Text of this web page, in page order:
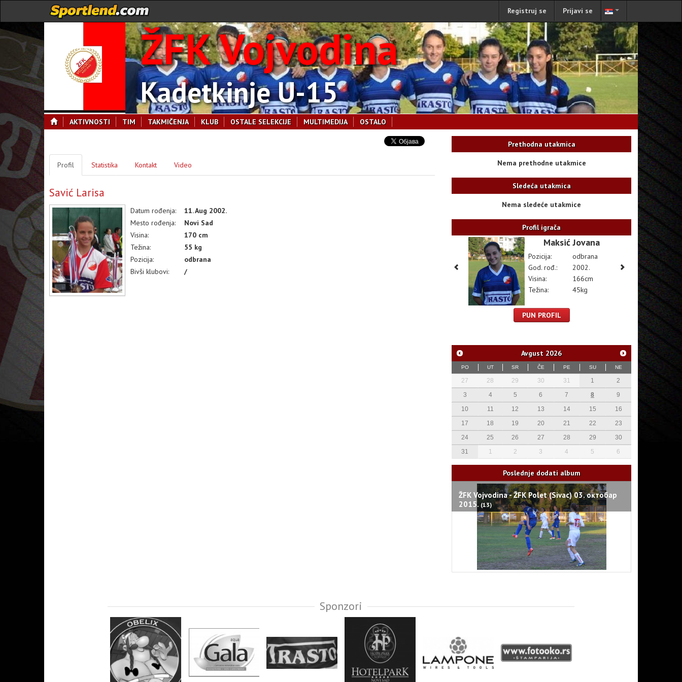
Registruj se Prijavi se
ŽFK Vojvodina
Kadetkinje U-15
AKTIVNOSTI TIM TAKMIČENJA KLUB OSTALE SELEKCIJE MULTIMEDIJA OSTALO
Profil Statistika Kontakt Video
Savić Larisa
Datum rođenja:
11. Aug 2002.
Mesto rođenja:
Novi Sad
Visina:
170 cm
Težina:
55 kg
Pozicija:
odbrana
Bivši klubovi:
/
Prethodna utakmica
Nema prethodne utakmice
Sledeća utakmica
Nema sledeće utakmice
Profil igrača
Maksić Jovana
Pozicija:
odbrana
God. rođ.:
2002.
Visina:
166cm
Težina:
45kg
PUN PROFIL
Avgust 2026
PO UT SR ČE PE SU NE
27 28 29 30 31 1
2
3
4 5 6 7 8
9
10
11 12 13 14 15
16
17
18 19 20 21 22
23
24
25 26 27 28 29
30
31
1 2 3 4 5 6
Poslednje dodati album
ŽFK Vojvodina - ŽFK Polet (Sivac) 03. октобар
2015. (13)
Sponzori